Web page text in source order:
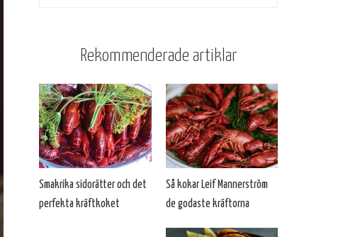
Rekommenderade artiklar
Smakrika sidorätter och det
perfekta kräftkoket
Så kokar Leif Mannerström
de godaste kräftorna